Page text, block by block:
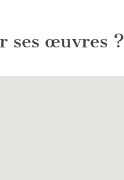
ses œuvres ?